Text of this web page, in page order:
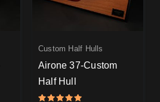
Custom Half Hulls
Airone 37-Custom
Half Hull